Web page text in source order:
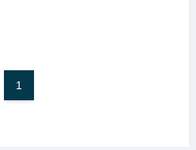
1